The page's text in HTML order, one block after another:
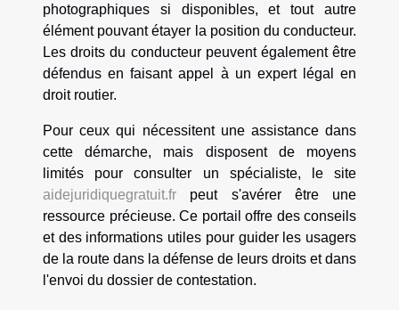
photographiques si disponibles, et tout autre
élément pouvant étayer la position du conducteur.
Les droits du conducteur peuvent également être
défendus en faisant appel à un expert légal en
droit routier.
Pour ceux qui nécessitent une assistance dans
cette démarche, mais disposent de moyens
limités pour consulter un spécialiste, le site
aidejuridiquegratuit.fr peut s'avérer être une
ressource précieuse. Ce portail offre des conseils
et des informations utiles pour guider les usagers
de la route dans la défense de leurs droits et dans
l'envoi du dossier de contestation.